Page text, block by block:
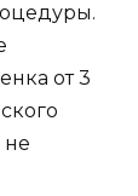
от 3
не